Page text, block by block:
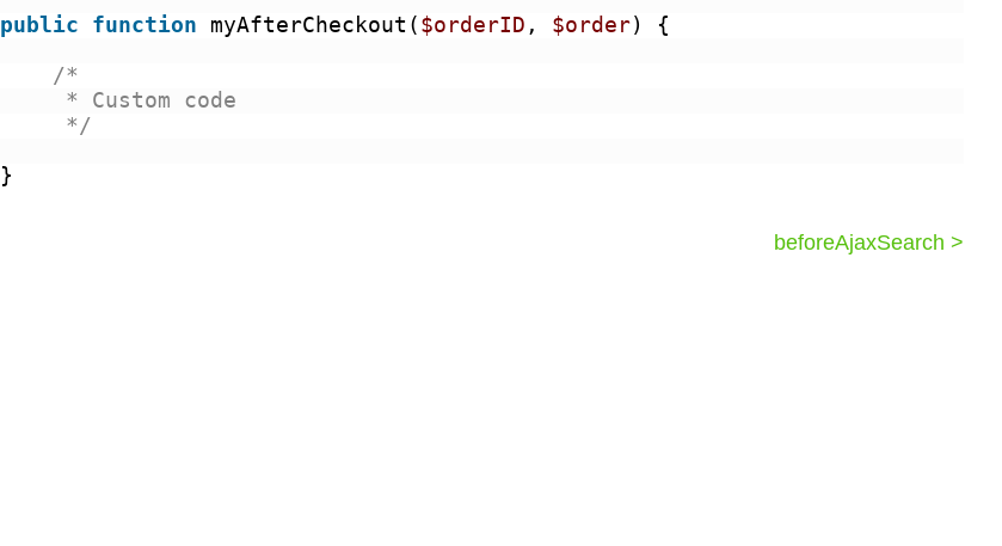
public function myAfterCheckout( $orderID , $order) {
/*
* Custom code
*/
}
beforeAjaxSearch >